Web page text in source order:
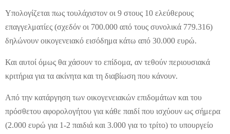
Υπολογίζεται πως τουλάχιστον οι 9 στους 10 ελεύθερους
επαγγελματίες (σχεδόν οι 700.000 από τους συνολικά 779.316)
δηλώνουν οικογενειακό εισόδημα κάτω από 30.000 ευρώ.
Και αυτοί όμως θα χάσουν το επίδομα, αν τεθούν περιουσιακά
κριτήρια για τα ακίνητα και τη διαβίωση που κάνουν.
Από την κατάργηση των οικογενειακών επιδομάτων και του
πρόσθετου αφορολογήτου για κάθε παιδί που ισχύουν ως σήμερα
(2.000 ευρώ για 1-2 παιδιά και 3.000 για το τρίτο) το υπουργείο